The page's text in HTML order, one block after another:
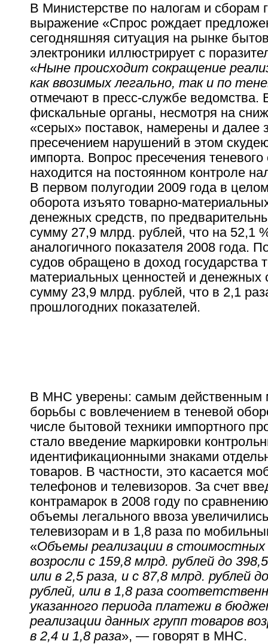
В Министерстве по налогам и сборам
выражение «Спрос рождает
сегодняшняя ситуация на рынке
электроники иллюстрирует с
«Ныне происходит сокращение
как ввозимых легально, так и по
отмечают в пресс-службе ведомства.
фискальные органы, несмотря на
«серых» поставок, намерены и далее
пресечением нарушений в этом
импорта. Вопрос пресечения
находится на постоянном контроле
В первом полугодии 2009 года в
оборота изъято товарно-
денежных средств, по
сумму 27,9 млрд. рублей, что на 52,1
аналогичного показателя 2008 года.
судов обращено в доход государства
материальных ценностей и денежных
сумму 23,9 млрд. рублей, что в 2,1
прошлогодних показателей.
В МНС уверены: самым действенным
борьбы с вовлечением в теневой
числе бытовой техники импортного
стало введение маркировки
идентификационными знаками
товаров. В частности, это касается
телефонов и телевизоров. За счет
контрамарок в 2008 году по
объемы легального ввоза
телевизорам и в 1,8 раза по
«Объемы реализации в стоимостных
возросли с 159,8 млрд. рублей до
или в 2,5 раза, и с 87,8 млрд. рублей
рублей, или в 1,8 раза
указанного периода платежи в
реализации данных групп товаров
в 2,4 и 1,8 раза», — говорят в МНС.